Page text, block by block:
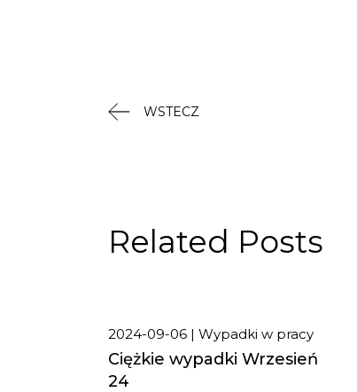
WSTECZ
Related Posts
2024-09-06 Wypadki w pracy
Ciężkie wypadki Wrzesień
24